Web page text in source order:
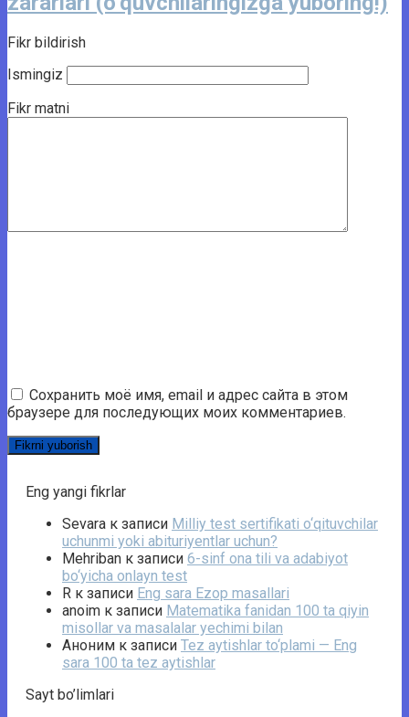
Fikr bildirish
Ismingiz
Fikr matni
Сохранить моё имя, email и адрес сайта в этом
браузере для последующих моих комментариев.
Eng yangi fikrlar
Sevara к записи Milliy test sertifikati o‘qituvchilar
uchunmi yoki abituriyentlar uchun?
Mehriban к записи 6-sinf ona tili va adabiyot
bo‘yicha onlayn test
R к записи Eng sara Ezop masallari
anoim к записи Matematika fanidan 100 ta qiyin
misollar va masalalar yechimi bilan
Аноним к записи Tez aytishlar to‘plami — Eng
sara 100 ta tez aytishlar
Sayt bo’limlari